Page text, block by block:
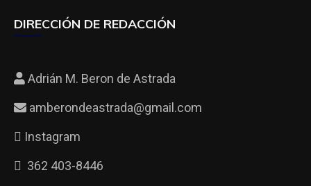
DIRECCIÓN DE REDACCIÓN
Adrián M. Beron de Astrada
amberondeastrada@gmail.com
Instagram
362 403-8446